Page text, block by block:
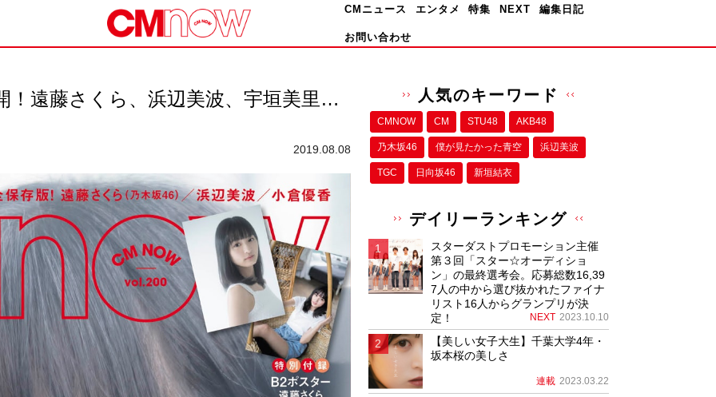
CMニュース エンタメ 特集 NEXT 編集日記
お問い合わせ
！遠藤さくら、浜辺美波、宇垣美里…
2019.08.08
人気のキーワード
CMNOW CM STU48 AKB48
乃木坂46 僕が⾒たかった⻘空 浜辺美波
TGC 日向坂46 新垣結衣
デイリーランキング
スターダストプロモーション主催
第３回「スター☆オーディショ
ン」の最終選考会。応募総数16,39
7人の中から選び抜かれたファイナ
リスト16人からグランプリが決
定！
NEXT 2023.10.10
【美しい女子大生】千葉大学4年・
坂本桜の美しさ
連載 2023.03.22